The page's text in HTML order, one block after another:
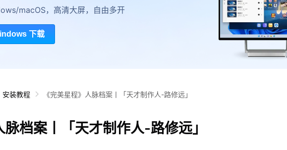
macOS，高清大屏，自由多开
下载
安装教程 《完美星程》人脉档案丨「天才制作人-路修远」
脉档案丨「天才制作人-路修远」